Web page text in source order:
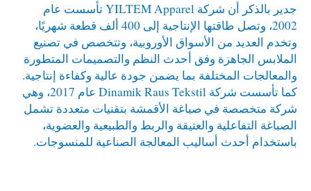
جدير بالذكر أن شركة YILTEM Apparel تأسست عام
2002، وتصل طاقتها الإنتاجية إلى 400 ألف قطعة شهريًا،
وتخدم العديد من الأسواق الأوروبية، وتتخصص في تصنيع
الملابس الجاهزة وفق أحدث النظم والتصميمات المتطورة
والمعالجات المختلفة بما يضمن جودة عالية وكفاءة إنتاجية.
كما تأسست شركة Dinamik Raus Tekstil عام 2017، وهي
شركة متخصصة في صباغة الأقمشة بتقنيات متعددة تشمل
الصباغة التفاعلية والعتيقة والربط والطبيعية والعضوية،
باستخدام أحدث أساليب المعالجة الصناعية للمنسوجات.